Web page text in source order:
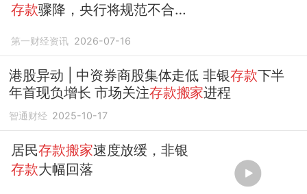
存款骤降，央行将规范不合理
第一财经资讯 2026-07-16
港股异动 | 中资券商股集体走低 非银存款下半
年首现负增长 市场关注存款搬家进程
智通财经 2025-10-17
居民存款搬家速度放缓，非银
存款大幅回落